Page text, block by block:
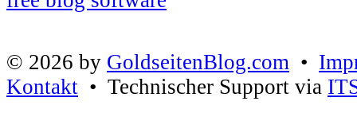
© 2026 by GoldseitenBlog.com •
Kontakt • Technischer Support via